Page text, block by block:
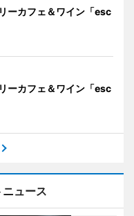
ーカフェ＆ワイン「esc
ーカフェ＆ワイン「esc
ュース